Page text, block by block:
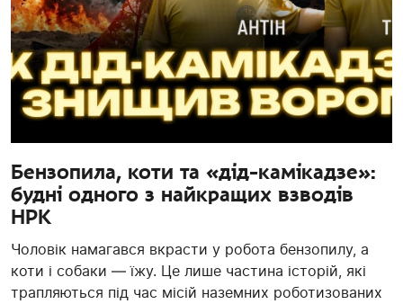
Бензопила, коти та «дід-камікадзе»:
будні одного з найкращих взводів
НРК
Чоловік намагався вкрасти у робота бензопилу, а
коти і собаки — їжу. Це лише частина історій, які
трапляються під час місій наземних роботизованих